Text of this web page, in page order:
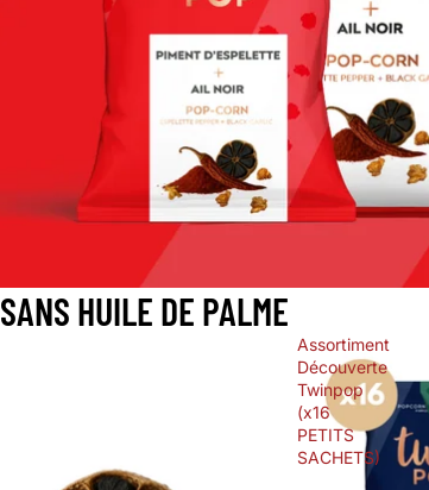
SANS HUILE DE PALME
Assortiment
Découverte
Twinpop
(x16
PETITS
SACHETS)